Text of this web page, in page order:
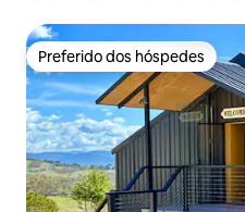
Preferido dos hóspedes
Preferido dos hóspedes